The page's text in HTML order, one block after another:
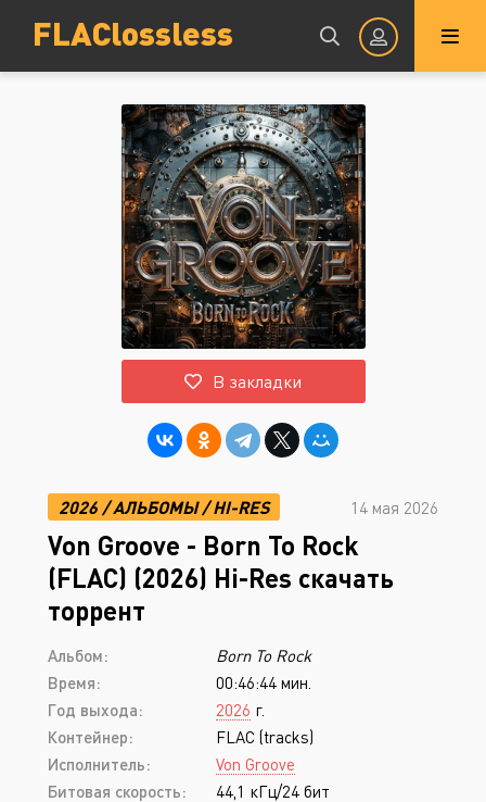
FLAClossless
Авторизация
Запомнить
ВОЙТИ НА САЙТ
Восстановить пароль
Или войти через
В закладки
2026 /АЛЬБОМЫ/HI-RES 14 мая 2026
Von Groove - Born To Rock
(FLAC) (2026) Hi-Res скачать
торрент
Альбом:
Born To Rock
Время:
00:46:44 мин.
Год выхода:
2026 г.
Контейнер:
FLAC (tracks)
Исполнитель:
Von Groove
Битовая скорость:
44,1 кГц/24 бит